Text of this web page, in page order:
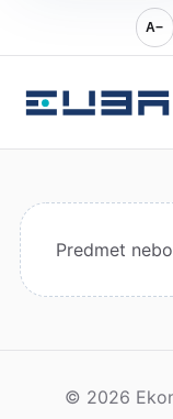
A−
Predmet
© 2026